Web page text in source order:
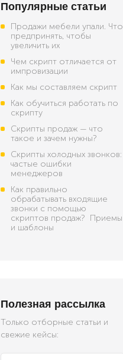
Популярные статьи
Продажи мебели упали. Что
предпринять, чтобы
увеличить их
Чем скрипт отличается от
импровизации
Как мы составляем скрипт
Как обучиться работать по
скрипту
Скрипты продаж — что
такое и зачем нужны?
Скрипты холодных звонков:
частые ошибки
менеджеров
Как правильно
обрабатывать входящие
звонки с помощью
скриптов продаж? Приемы
и шаблоны
Полезная рассылка
Только отборные статьи и
свежие кейсы: